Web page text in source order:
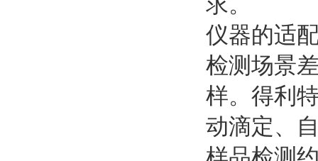
仪器的适
检测场景
样。得利
动滴定、